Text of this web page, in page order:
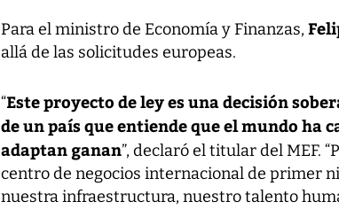
Para el ministro de Economía y Finanzas,
allá de las solicitudes europeas.
“Este proyecto de ley es una decisión
de un país que entiende que el mundo ha
adaptan ganan”, declaró el titular del MEF.
centro de negocios internacional de primer
nuestra infraestructura, nuestro talento